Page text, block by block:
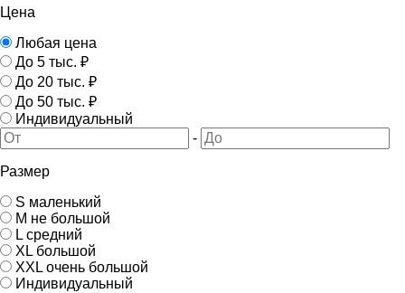
Цена
Любая цена
До 5 тыс. ₽
До 20 тыс. ₽
До 50 тыс. ₽
Индивидуальный
-
Размер
S маленький
M не большой
L средний
XL большой
XXL очень большой
Индивидуальный